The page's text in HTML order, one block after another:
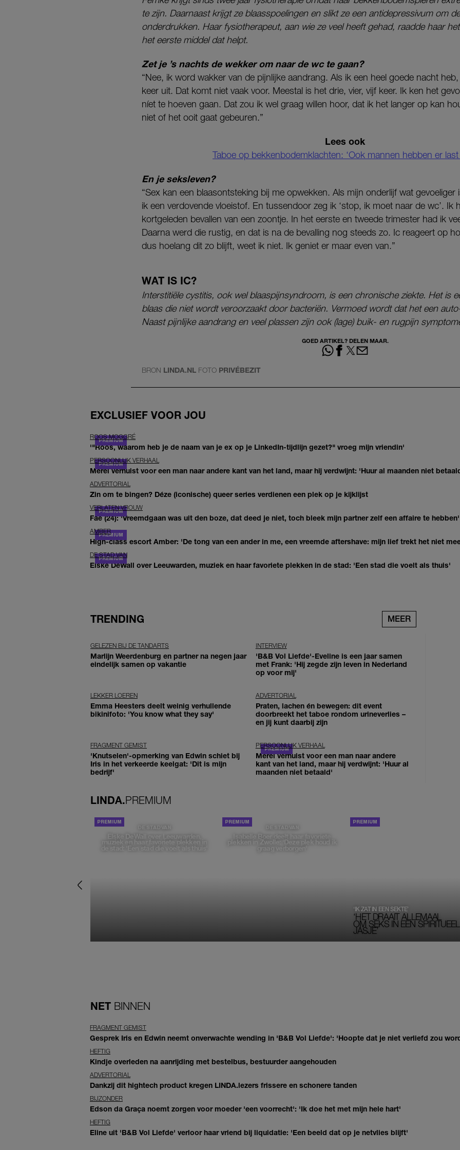
te zijn. Daarnaast krijgt ze blaasspoelingen en slikt ze een antidepressivum om
onderdrukken. Haar fysiotherapeut, aan wie ze veel heeft gehad, raadde haar
het eerste middel dat helpt.
Zet je ’s nachts de wekker om naar de wc te gaan?
“Nee, ik word wakker van de pijnlijke aandrang. Als ik een heel goede nacht
keer uit. Dat komt niet vaak voor. Meestal is het drie, vier, vijf keer. Ik ken het
níet te hoeven gaan. Dat zou ik wel graag willen hoor, dat ik het langer op kan
niet of het ooit gaat gebeuren.”
Lees ook
Taboe op bekkenbodemklachten: ‘Ook mannen hebben er last
En je seksleven?
“Sex kan een blaasontsteking bij me opwekken. Als mijn onderlijf wat gevoeliger
ik een verdovende vloeistof. En tussendoor zeg ik ‘stop, ik moet naar de wc’. Ik
kortgeleden bevallen van een zoontje. In het eerste en tweede trimester had ik
Daarna werd die rustig, en dat is na de bevalling nog steeds zo. Ic reageert op
dus hoelang dit zo blijft, weet ik niet. Ik geniet er maar even van.”
WAT IS IC?
Interstitiële cystitis, ook wel blaaspijnsyndroom, is een chronische ziekte. Het is
blaas die niet wordt veroorzaakt door bacteriën. Vermoed wordt dat het een
Naast pijnlijke aandrang en veel plassen zijn ook (lage) buik- en rugpijn
GOED ARTIKEL? DELEN MAAR.
BRON LINDA.NL FOTO PRIVÉBEZIT
EXCLUSIEF VOOR JOU
ROOS MOGGRÉ
'"Roos, waarom heb je de naam van je ex op je LinkedIn-tijdlijn gezet?" vroeg mijn vriendin'
PERSOONLIJK VERHAAL
Merel verhuist voor een man naar andere kant van het land, maar hij verdwijnt: 'Huur al maanden niet
ADVERTORIAL
Zin om te bingen? Déze (iconische) queer series verdienen een plek op je kijklijst
VERLATEN VROUW
Fae (24): 'Vreemdgaan was uit den boze, dat deed je niet, toch bleek mijn partner zelf een affaire te hebben'
AMBER
High-class escort Amber: 'De tong van een ander in me, een vreemde aftershave: mijn lief trekt het niet
DE STAD VAN
Elske DeWall over Leeuwarden, muziek en haar favoriete plekken in de stad: 'Een stad die voelt als thuis'
TRENDING MEER
GELEZEN BIJ DE TANDARTS
Marlijn Weerdenburg en partner na negen jaar
eindelijk samen op vakantie
INTERVIEW
'B&B Vol Liefde'-Eveline is een jaar samen
met Frank: 'Hij zegde zijn leven in Nederland
op voor mij'
LEKKER LOEREN
Emma Heesters deelt weinig verhullende
bikinifoto: 'You know what they say'
ADVERTORIAL
Praten, lachen én bewegen: dit event
doorbreekt het taboe rondom urineverlies –
en jij kunt daarbij zijn
FRAGMENT GEMIST
'Knutselen'-opmerking van Edwin schiet bij
Iris in het verkeerde keelgat: 'Dit is mijn
bedrijf'
PERSOONLIJK VERHAAL
Merel verhuist voor een man naar andere
kant van het land, maar hij verdwijnt: 'Huur al
maanden niet betaald'
LINDA.PREMIUM
DE STAD VAN
Elske DeWall over Leeuwarden,
muziek en haar favoriete plekken in
de stad: 'Een stad die voelt als thuis'
DE STAD VAN
Isabelle Boer deelt haar favoriete
plekken in Zwolle: 'Deze plek houd ik
graag verborgen'
‘HET DRAAIT ALLEMAAL
OM SEKS IN EEN SPIRITUEEL
JASJE’
‘IK ZAT IN EEN SEKTE’
NET BINNEN
FRAGMENT GEMIST
Gesprek Iris en Edwin neemt onverwachte wending in 'B&B Vol Liefde': 'Hoopte dat je niet verliefd zou
HEFTIG
Kindje overleden na aanrijding met bestelbus, bestuurder aangehouden
ADVERTORIAL
Dankzij dit hightech product kregen LINDA.lezers frissere en schonere tanden
BIJZONDER
Edson da Graça noemt zorgen voor moeder 'een voorrecht': 'Ik doe het met mijn hele hart'
HEFTIG
Eline uit 'B&B Vol Liefde' verloor haar vriend bij liquidatie: 'Een beeld dat op je netvlies blijft'